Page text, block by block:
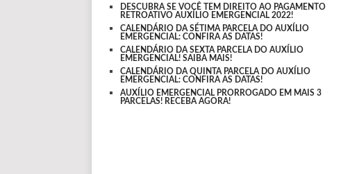
DESCUBRA SE VOCÊ TEM DIREITO AO PAGAMENTO
RETROATIVO AUXÍLIO EMERGENCIAL 2022!
CALENDÁRIO DA SÉTIMA PARCELA DO AUXÍLIO
EMERGENCIAL: CONFIRA AS DATAS!
CALENDÁRIO DA SEXTA PARCELA DO AUXÍLIO
EMERGENCIAL! SAIBA MAIS!
CALENDÁRIO DA QUINTA PARCELA DO AUXÍLIO
EMERGENCIAL: CONFIRA AS DATAS!
AUXÍLIO EMERGENCIAL PRORROGADO EM MAIS 3
PARCELAS! RECEBA AGORA!